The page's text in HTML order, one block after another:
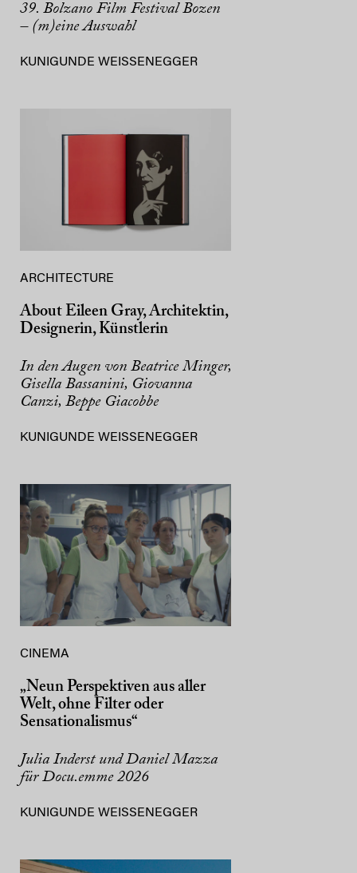
39. Bolzano Film Festival Bozen
– (m)eine Auswahl
KUNIGUNDE WEISSENEGGER
ARCHITECTURE
About Eileen Gray, Architektin,
Designerin, Künstlerin
In den Augen von Beatrice Minger,
Gisella Bassanini, Giovanna
Canzi, Beppe Giacobbe
KUNIGUNDE WEISSENEGGER
CINEMA
„Neun Perspektiven aus aller
Welt, ohne Filter oder
Sensationalismus“
Julia Inderst und Daniel Mazza
für Docu.emme 2026
KUNIGUNDE WEISSENEGGER